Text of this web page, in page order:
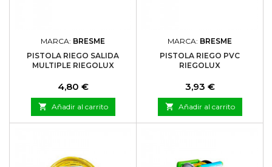
MARCA: BRESME
PISTOLA RIEGO SALIDA
MULTIPLE RIEGOLUX
Precio
4,80 €
 Añadir al carrito
MARCA: BRESME
PISTOLA RIEGO PVC
RIEGOLUX
Precio
3,93 €
 Añadir al carrito